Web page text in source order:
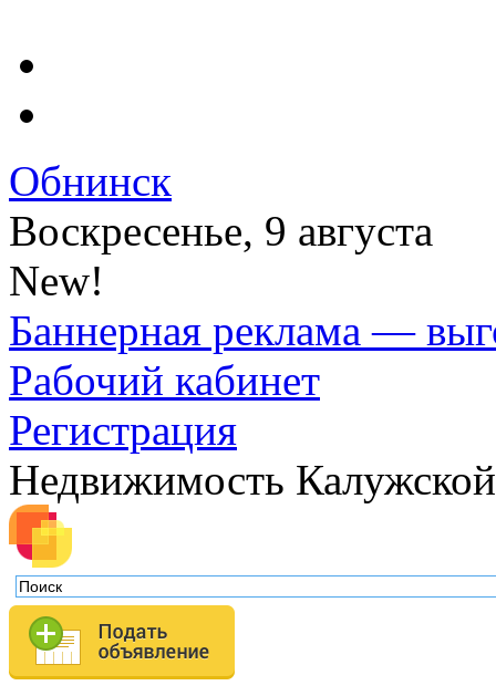
Обнинск
Воскресенье, 9 августа
New!
Баннерная реклама —
Рабочий кабинет
Регистрация
Недвижимость